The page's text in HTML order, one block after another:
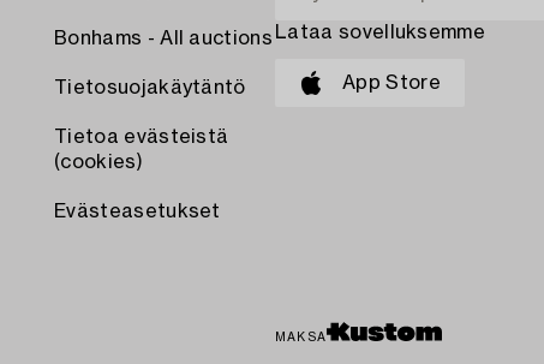
Bonhams - All auctions
Tietosuojakäytäntö
Tietoa evästeistä
(cookies)
Evästeasetukset
Lataa sovelluksemme
App Store
MAKSA